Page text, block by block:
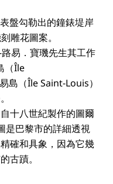
盤勾勒出的鐘錶堤岸
雕花圖案。
易．寶璣先生其工作
（Île
島（ÎleSaint-Louis）
十八世紀製作的圖爾
是巴黎市的詳細透視
確和具象，因為它幾
古蹟。